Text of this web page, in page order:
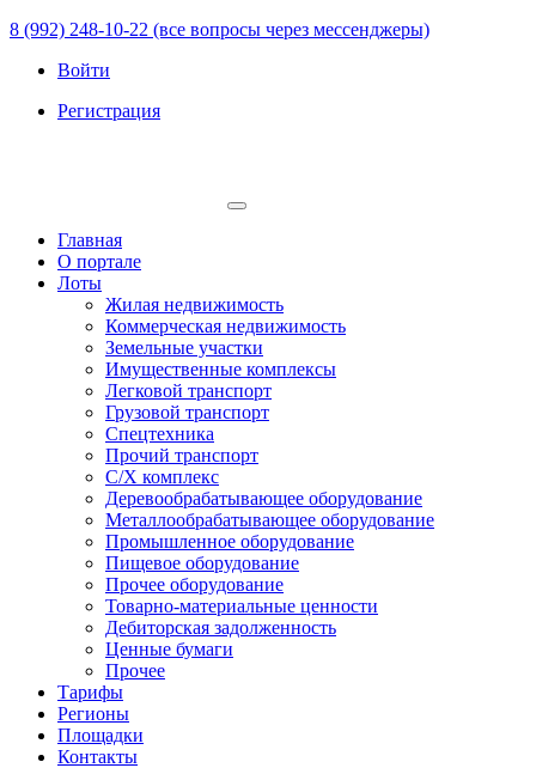
8 (992) 248-10-22 (все вопросы через мессенджеры)
Войти
Регистрация
Главная
О портале
Лоты
Жилая недвижимость
Коммерческая недвижимость
Земельные участки
Имущественные комплексы
Легковой транспорт
Грузовой транспорт
Спецтехника
Прочий транспорт
С/Х комплекс
Деревообрабатывающее оборудование
Металлообрабатывающее оборудование
Промышленное оборудование
Пищевое оборудование
Прочее оборудование
Товарно-материальные ценности
Дебиторская задолженность
Ценные бумаги
Прочее
Тарифы
Регионы
Площадки
Контакты